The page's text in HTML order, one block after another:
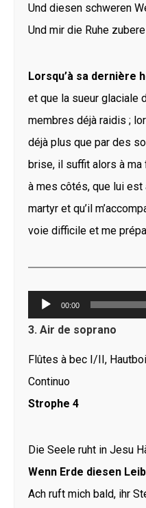
Und diesen schweren
Und mir die Ruhe
Lorsqu’à sa dernière
et que la sueur glaciale
membres déjà raidis ;
déjà plus que par des
brise, il suffit alors à
à mes côtés, que lui
martyr et qu’il
voie difficile et me
Lecteur
audio
00:00
3. Air de soprano
Flûtes à bec I/II,
Continuo
Strophe 4
Die Seele ruht in Jesu
Wenn Erde diesen
Ach ruft mich bald, ihr